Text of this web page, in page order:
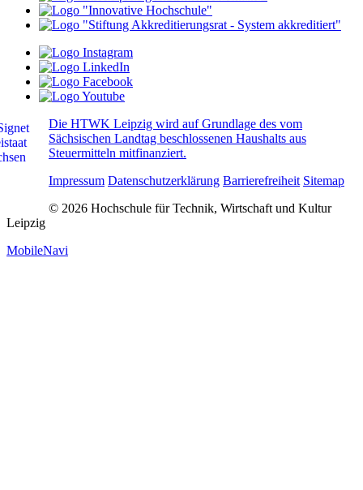
Die HTWK Leipzig wird auf Grundlage des vom
Sächsischen Landtag beschlossenen Haushalts aus
Steuermitteln mitfinanziert.
Impressum Datenschutzerklärung Barrierefreiheit Sitemap
© 2026 Hochschule für Technik, Wirtschaft und Kultur
Leipzig
MobileNavi